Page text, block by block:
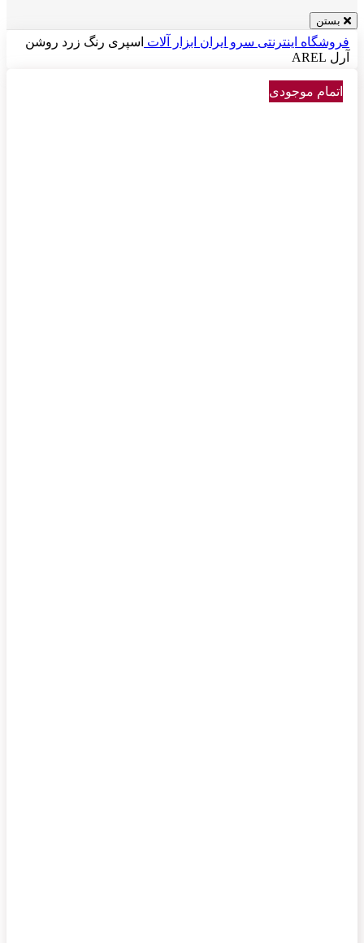
بستن
فروشگاه اینترنتی سرو ایران ابزار آلات اسپری رنگ زرد روشن
آرل AREL
اتمام موجودی